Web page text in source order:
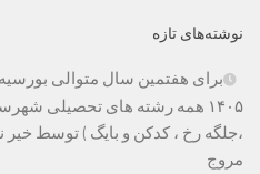
نوشته‌های تازه
برای هفتمین سال متوالی
۱۴۰۵ همه رشته های تحصیلی
،جلگه رخ ، کدکن و بایگ ) توسط
مروج